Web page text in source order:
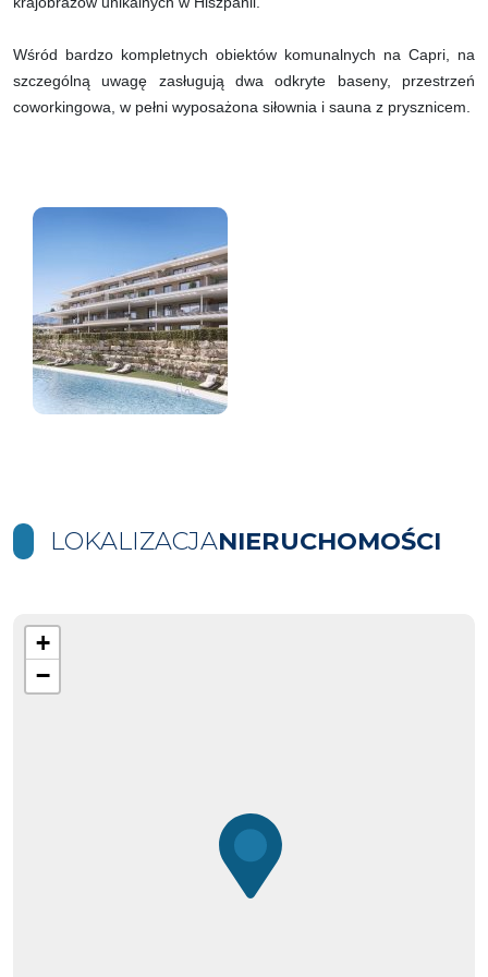
Wśród bardzo kompletnych obiektów komunalnych na Capri, na
szczególną uwagę zasługują dwa odkryte baseny, przestrzeń
coworkingowa, w pełni wyposażona siłownia i sauna z prysznicem.
LOKALIZACJANIERUCHOMOŚCI
+
−